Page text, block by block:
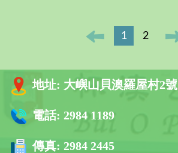
1 2
地址: 大嶼山貝澳羅屋村2號
電話: 2984 1189
傳真: 2984 2445